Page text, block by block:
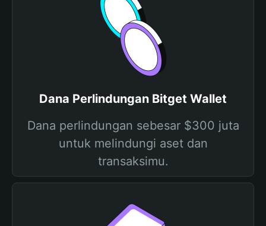
Dana Perlindungan Bitget Wallet
Dana perlindungan sebesar $300 juta
untuk melindungi aset dan
transaksimu.